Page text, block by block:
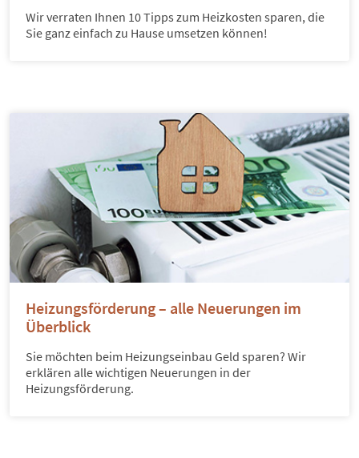
Wir verraten Ihnen 10 Tipps zum Heizkosten sparen, die
Sie ganz einfach zu Hause umsetzen können!
Heizungsförderung – alle Neuerungen im
Überblick
Sie möchten beim Heizungseinbau Geld sparen? Wir
erklären alle wichtigen Neuerungen in der
Heizungsförderung.